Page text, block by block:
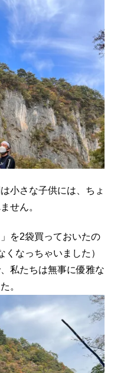
小さな子供には、ちょ
せん。
を2袋買っておいたの
なっちゃいました）
私たちは無事に優雅な
。